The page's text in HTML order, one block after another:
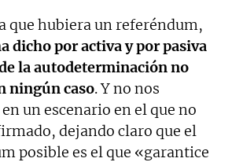
que hubiera un referéndum,
dicho por activa y por pasiva
la autodeterminación no
ningún caso. Y no nos
un escenario en el que no
dejando claro que el
posible es el que «garantice